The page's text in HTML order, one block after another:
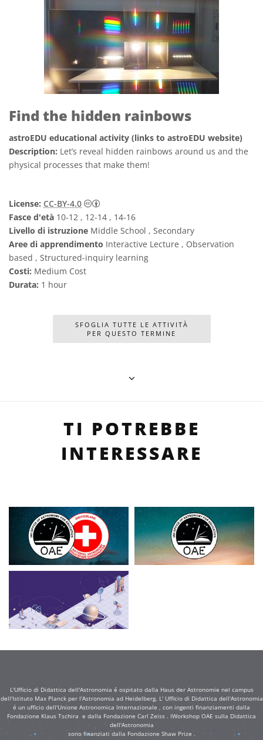
Find the hidden rainbows
astroEDU educational activity (links to astroEDU website)
Description: Let’s reveal hidden rainbows around us and the
physical processes that make them!
License: CC-BY-4.0
Creative Commons Attribuzione 4.0
Fasce d'età 10-12 , 12-14 , 14-16
Livello di istruzione Middle School , Secondary
Aree di apprendimento Interactive Lecture , Observation
based , Structured-inquiry learning
Costi: Medium Cost
Durata: 1 hour
SFOGLIA TUTTE LE ATTIVITÀ
PER QUESTO TERMINE
TI POTREBBE
INTERESSARE
L'Ufficio di Didattica dell'Astronomia é ospitato dalla Haus der Astronomie nel campus
dell'Istituto Max Planck per l'Astronomia ad Heidelberg. L' Ufficio di Didattica dell'Astronomia
é un ufficio dell'Unione Astronomica Internazionale , con ingenti finanziamenti dalla
Fondazione Klaus Tschira e dalla Fondazione Carl Zeiss . IWorkshop OAE sulla Didattica
dell'Astronomia
sono finanziati dalla Fondazione Shaw Prize .